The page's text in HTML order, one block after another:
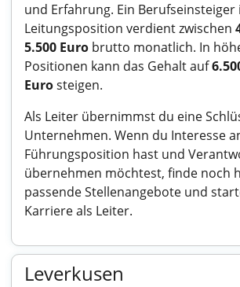
und Erfahrung. Ein Berufseinsteiger
Leitungsposition verdient zwischen
5.500 Euro brutto monatlich. In
Positionen kann das Gehalt auf
Eurosteigen.
Als Leiter übernimmst du eine
Unternehmen. Wenn du Interesse
Führungsposition hast und
übernehmen möchtest, finde noch
passende Stellenangebote und
Karriere als Leiter.
Leverkusen